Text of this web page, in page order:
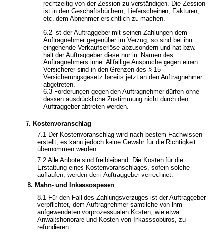
rechtzeitig von der Zession zu verständigen. Die Zession
ist in den Geschäftsbüchern, Lieferscheinen, Fakturen,
etc. dem Abnehmer ersichtlich zu machen.
6.2 Ist der Auftraggeber mit seinen Zahlungen dem
Auftragnehmer gegenüber im Verzug, so sind bei ihm
eingehende Verkaufserlöse abzusondern und hat bzw.
hält der Auftraggeber diese nur im Namen des
Auftragnehmers inne. Allfällige Ansprüche gegen einen
Versicherer sind in den Grenzen des § 15
Versicherungsgesetz bereits jetzt an den Auftragnehmer
abgetreten.
6.3 Forderungen gegen den Auftragnehmer dürfen ohne
dessen ausdrückliche Zustimmung nicht durch den
Auftraggeber abtreten werden.
7. Kostenvoranschlag
7.1 Der Kostenvoranschlag wird nach bestem Fachwissen
erstellt, es kann jedoch keine Gewähr für die Richtigkeit
übernommen werden.
7.2 Alle Anbote sind freibleibend. Die Kosten für die
Erstattung eines Kostenvoranschlages, sofern solche
auflaufen, werden dem Auftraggeber verrechnet.
8. Mahn- und Inkassospesen
8.1 Für den Fall des Zahlungsverzuges ist der Auftraggeber
verpflichtet, dem Auftragnehmer sämtliche von ihm
aufgewendeten vorprozessualen Kosten, wie etwa
Anwaltshonorare und Kosten von Inkasssobüros, zu
refundieren.